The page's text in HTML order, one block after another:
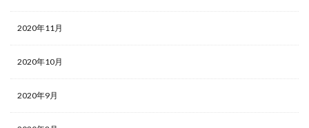
2020年11月
2020年10月
2020年9月